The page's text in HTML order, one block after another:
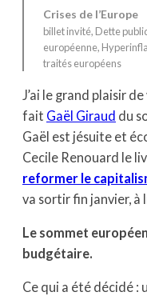
Crises de l’Europe
billet invité, Dette
européenne,
traités européens
J’ai le grand plaisir
fait Gaël Giraud du
Gaël est jésuite et
Cecile Renouard le
reformer le
va sortir fin janvier, à
Le sommet
budgétaire.
Ce qui a été décidé :